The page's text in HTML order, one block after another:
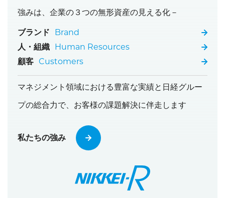
強みは、企業の３つの無形資産の見える化－
ブランド
Brand
人・組織 Human Resources
顧客 Customers
マネジメント領域における豊富な実績と日経グルー
プの総合力で、お客様の課題解決に伴走します
私たちの強み